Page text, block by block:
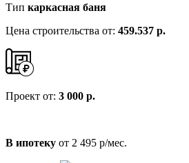
Тип каркасная баня
Цена строительства от: 459.537 р.
Проект от: 3 000 р.
В ипотеку от 2 495 р/мес.